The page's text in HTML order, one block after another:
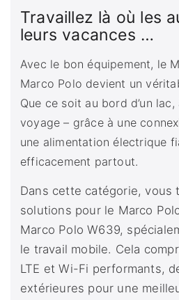
Travaillez là où les
leurs vacances …
Avec le bon équipement, le
Marco Polo devient un
Que ce soit au bord d’un
voyage – grâce à une
une alimentation électrique
efficacement partout.
Dans cette catégorie, vous
solutions pour le Marco
Marco Polo W639,
le travail mobile. Cela
LTE et Wi-Fi performants,
extérieures pour une